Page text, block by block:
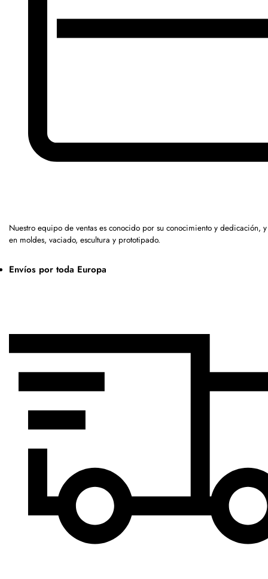
Nuestro equipo de ventas es conocido por su conocimiento y dedicación,
en moldes, vaciado, escultura y prototipado.
Envíos por toda Europa